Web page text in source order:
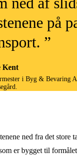
på
”
Kent
i Byg & Bevaring
ned fra det store
er bygget til